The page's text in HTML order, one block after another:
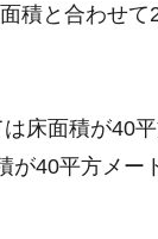
積と合わせ
床面積が40
40平方メー